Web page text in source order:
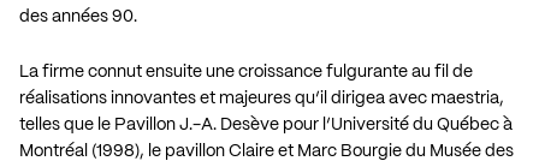
des années 90.
La firme connut ensuite une croissance fulgurante au fil de
réalisations innovantes et majeures qu’il dirigea avec maestria,
telles que le Pavillon J.-A. Desève pour l’Université du Québec à
Montréal (1998), le pavillon Claire et Marc Bourgie du Musée des